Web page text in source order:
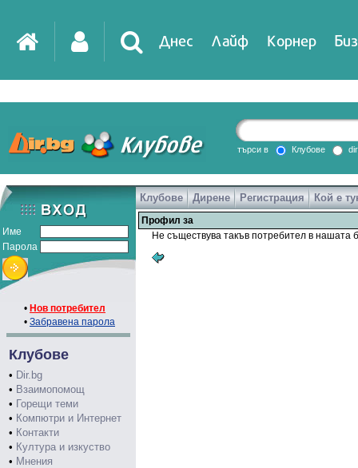
Днес Лайф Корнер
DirTV Impressio
Games
търси в Клубове
Име
Парола
• Нов потребител
• Забравена парола
Клубове
• Dir.bg
• Взаимопомощ
• Горещи теми
• Компютри и Интернет
• Контакти
• Култура и изкуство
• Мнения
Клубове Дирене Регистрация Кой е
Профил за
Не съществува такъв потребител в нашата